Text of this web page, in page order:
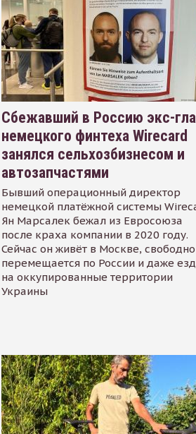
Сбежавший в Россию экс-
немецкого финтеха Wirecard
занялся сельхозбизнесом и
автозапчастями
Бывший операционный директор
немецкой платёжной системы
Ян Марсалек бежал из Евросоюза
после краха компании в 2020 году.
Сейчас он живёт в Москве, свободно
перемещается по России и даже
на оккупированные территории
Украины